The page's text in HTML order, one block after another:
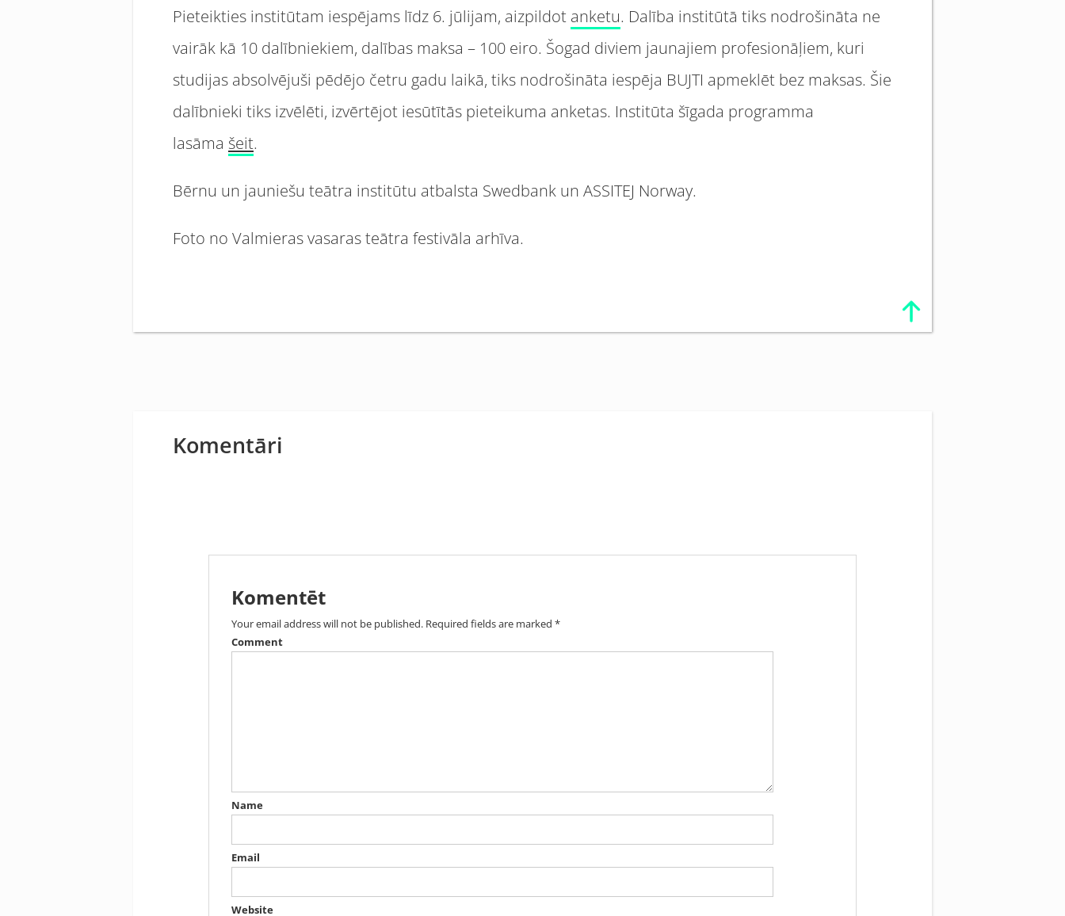
Pieteikties institūtam iespējams līdz 6. jūlijam, aizpildot anketu. Dalība institūtā tiks nodrošināta ne
vairāk kā 10 dalībniekiem, dalības maksa – 100 eiro. Šogad diviem jaunajiem profesionāļiem, kuri
studijas absolvējuši pēdējo četru gadu laikā, tiks nodrošināta iespēja BUJTI apmeklēt bez maksas. Šie
dalībnieki tiks izvēlēti, izvērtējot iesūtītās pieteikuma anketas. Institūta šīgada programma
lasāma šeit.
Bērnu un jauniešu teātra institūtu atbalsta Swedbank un ASSITEJ Norway.
Foto no Valmieras vasaras teātra festivāla arhīva.
Komentāri
Komentēt
Your email address will not be published. Required fields are marked *
Comment
Name
Email
Website